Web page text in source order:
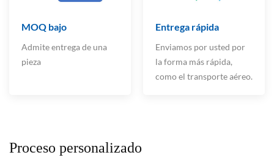
MOQ bajo
Admite entrega de una
pieza
Entrega rápida
Enviamos por usted por
la forma más rápida,
como el transporte aéreo.
Proceso personalizado